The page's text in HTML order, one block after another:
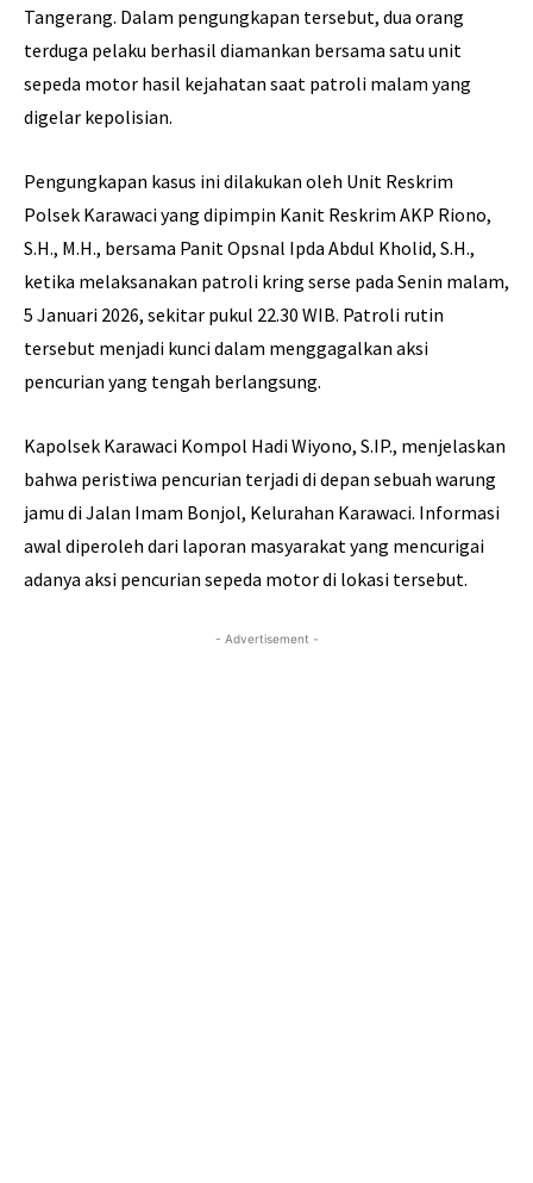
Tangerang. Dalam pengungkapan tersebut, dua orang
terduga pelaku berhasil diamankan bersama satu unit
sepeda motor hasil kejahatan saat patroli malam yang
digelar kepolisian.
Pengungkapan kasus ini dilakukan oleh Unit Reskrim
Polsek Karawaci yang dipimpin Kanit Reskrim AKP Riono,
S.H., M.H., bersama Panit Opsnal Ipda Abdul Kholid, S.H.,
ketika melaksanakan patroli kring serse pada Senin malam,
5 Januari 2026, sekitar pukul 22.30 WIB. Patroli rutin
tersebut menjadi kunci dalam menggagalkan aksi
pencurian yang tengah berlangsung.
Kapolsek Karawaci Kompol Hadi Wiyono, S.IP., menjelaskan
bahwa peristiwa pencurian terjadi di depan sebuah warung
jamu di Jalan Imam Bonjol, Kelurahan Karawaci. Informasi
awal diperoleh dari laporan masyarakat yang mencurigai
adanya aksi pencurian sepeda motor di lokasi tersebut.
- Advertisement -